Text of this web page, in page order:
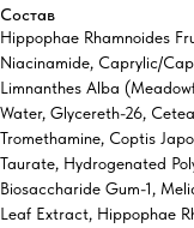
Состав
Hippophae Rhamnoides
Niacinamide, Caprylic/
Limnanthes Alba
Water, Glycereth-26,
Tromethamine, Coptis
Taurate, Hydrogenated
Biosaccharide Gum-1,
Leaf Extract, Hippophae